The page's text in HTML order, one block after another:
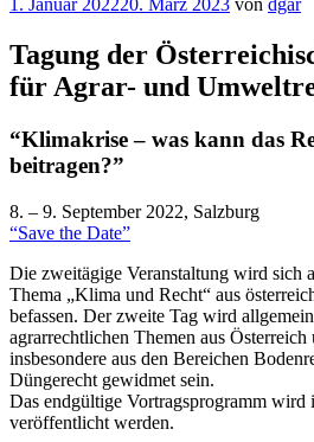
1. Januar 202220. März 2023 von dgar
Tagung der
für Agrar- und
“Klimakrise – was kann das
beitragen?”
8. – 9. September 2022, Salzburg
“Save the Date”
Die zweitägige Veranstaltung wird sich
Thema „Klima und Recht“ aus
befassen. Der zweite Tag wird
agrarrechtlichen Themen aus Österreich
insbesondere aus den Bereichen
Düngerecht gewidmet sein.
Das endgültige Vortragsprogramm wird
veröffentlicht werden.